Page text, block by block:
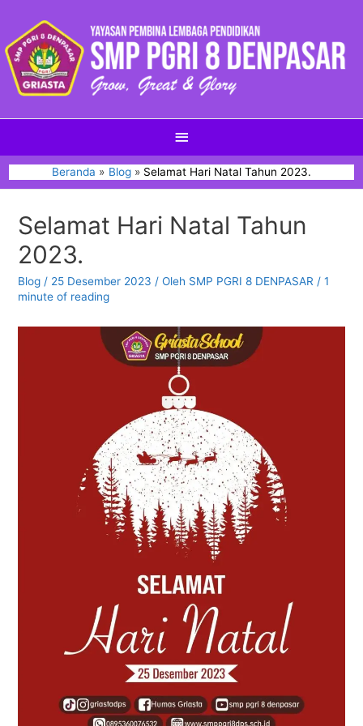
Beranda Blog Selamat Hari Natal Tahun 2023.
Selamat Hari Natal Tahun
2023.
Blog / 25 Desember 2023 / Oleh SMP PGRI 8 DENPASAR / 1
minute of reading